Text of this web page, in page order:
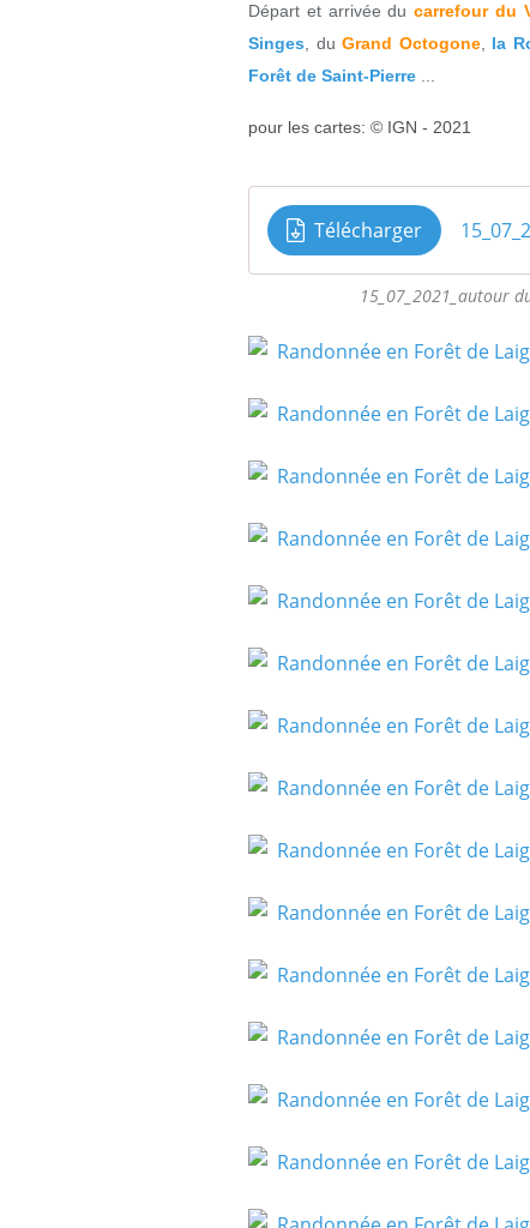
Départ et arrivée ducarrefour du
Singes , duGrand Octogone, la
Forêt de Saint-Pierre
pour les cartes: © IGN - 2021
Télécharger
15_07_2021_autour